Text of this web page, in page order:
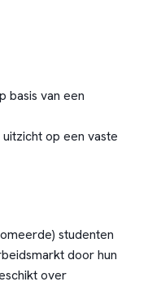
basis van een
op een vaste
studenten
door hun
over